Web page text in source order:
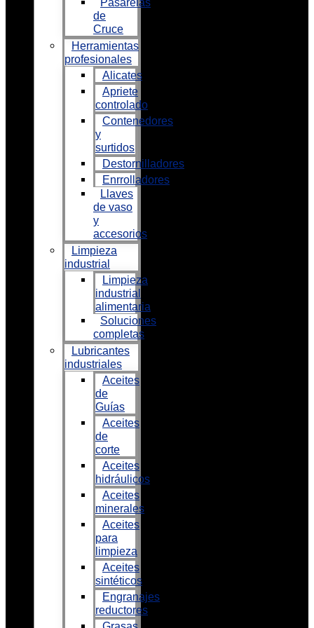
Pasarelas
de
Cruce
Herramientas
profesionales
Alicates
Apriete
controlado
Contenedores
y
surtidos
Destornilladores
Enrrolladores
Llaves
de vaso
y
accesorios
Limpieza
industrial
Limpieza
industrial
alimentaria
Soluciones
completas
Lubricantes
industriales
Aceites
de
Guías
Aceites
de
corte
Aceites
hidráulicos
Aceites
minerales
Aceites
para
limpieza
Aceites
sintéticos
Engranajes
reductores